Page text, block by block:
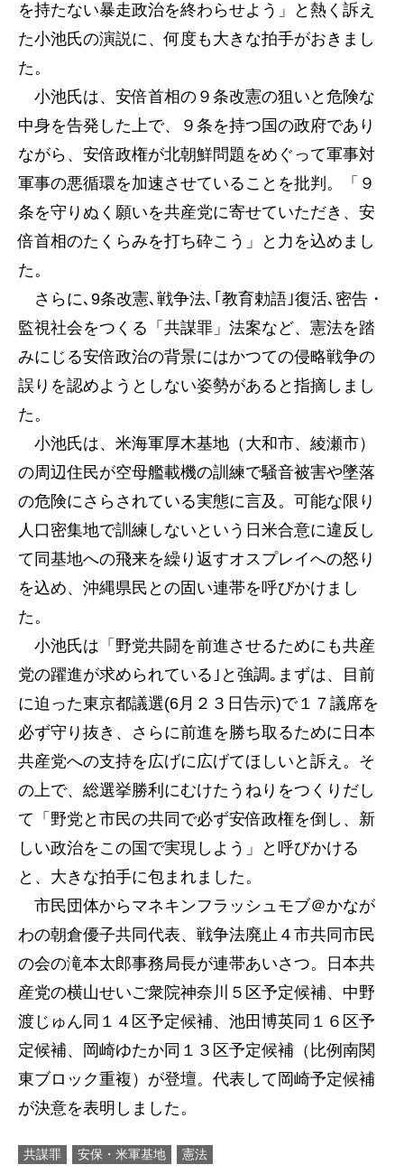
を持たない暴走政治を終わらせよう」と熱く訴え
た小池氏の演説に、何度も大きな拍手がおきまし
た。
小池氏は、安倍首相の９条改憲の狙いと危険な
中身を告発した上で、９条を持つ国の政府であり
ながら、安倍政権が北朝鮮問題をめぐって軍事対
軍事の悪循環を加速させていることを批判。「９
条を守りぬく願いを共産党に寄せていただき、安
倍首相のたくらみを打ち砕こう」と力を込めまし
た。
さらに､9条改憲､戦争法､｢教育勅語｣復活､密告・
監視社会をつくる「共謀罪」法案など、憲法を踏
みにじる安倍政治の背景にはかつての侵略戦争の
誤りを認めようとしない姿勢があると指摘しまし
た。
小池氏は、米海軍厚木基地（大和市、綾瀬市）
の周辺住民が空母艦載機の訓練で騒音被害や墜落
の危険にさらされている実態に言及。可能な限り
人口密集地で訓練しないという日米合意に違反し
て同基地への飛来を繰り返すオスプレイへの怒り
を込め、沖縄県民との固い連帯を呼びかけまし
た。
小池氏は「野党共闘を前進させるためにも共産
党の躍進が求められている｣と強調｡まずは、目前
に迫った東京都議選(6月２３日告示)で１７議席を
必ず守り抜き、さらに前進を勝ち取るために日本
共産党への支持を広げに広げてほしいと訴え。そ
の上で、総選挙勝利にむけたうねりをつくりだし
て「野党と市民の共同で必ず安倍政権を倒し、新
しい政治をこの国で実現しよう」と呼びかける
と、大きな拍手に包まれました。
市民団体からマネキンフラッシュモブ＠かなが
わの朝倉優子共同代表、戦争法廃止４市共同市民
の会の滝本太郎事務局長が連帯あいさつ。日本共
産党の横山せいご衆院神奈川５区予定候補、中野
渡じゅん同１４区予定候補、池田博英同１６区予
定候補、岡崎ゆたか同１３区予定候補（比例南関
東ブロック重複）が登壇。代表して岡崎予定候補
が決意を表明しました。
共謀罪 安保・米軍基地 憲法